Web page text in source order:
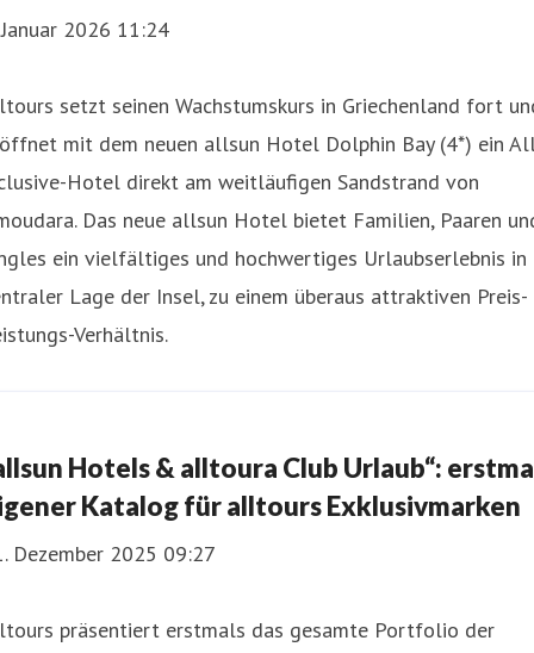
2026 11:24
setzt seinen Wachstumskurs in Griechenland fort
mit dem neuen allsun Hotel Dolphin Bay (4*) ein
Hotel direkt am weitläufigen Sandstrand von
Das neue allsun Hotel bietet Familien, Paaren
ein vielfältiges und hochwertiges Urlaubserlebnis in
Lage der Insel, zu einem überaus attraktiven Preis-
Verhältnis.
Hotels & alltoura Club Urlaub“:
Katalog für alltours Exklusivmarken
Dezember 2025 09:27
präsentiert erstmals das gesamte Portfolio der